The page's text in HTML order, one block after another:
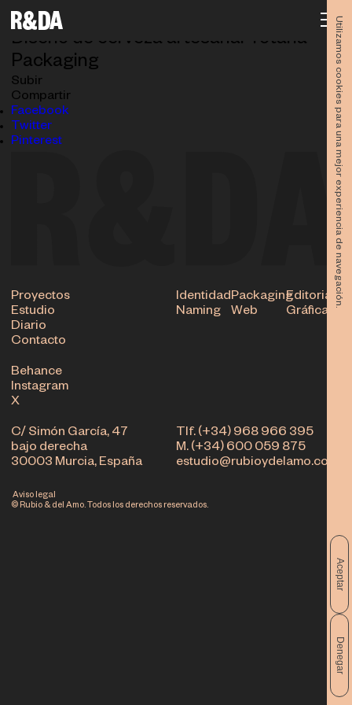
Utilizamos cookies para una mejor experiencia de navegación.
Aceptar
Denegar
27.08.2025
Diseño de cerveza artesanal Totana
Packaging
Subir
Compartir
Facebook
Twitter
Pinterest
Tlf. (+34) 968 966 395
M. (+34) 600 059 875
estudio@rubioydelamo.com
C/ Simón García, 47
bajo derecha
30003 Murcia, España
Proyectos
Estudio
Diario
Contacto
IdentidadPackagingEditorial
Naming
Web Gráfica
Behance
Instagram
X
© Rubio & del Amo. Todos los derechos reservados.
Aviso legal